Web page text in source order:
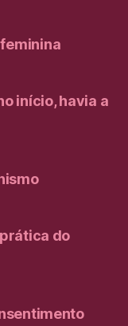
início, havia a
do